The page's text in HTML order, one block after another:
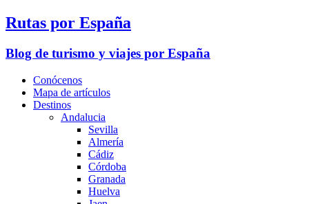
Rutas por España
Blog de turismo y viajes por España
Conócenos
Mapa de artículos
Destinos
Andalucia
Sevilla
Almería
Cádiz
Córdoba
Granada
Huelva